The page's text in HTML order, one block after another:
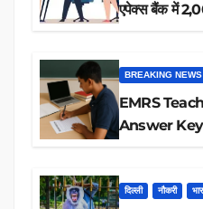
एपेक्स बैंक में
BREAKING NEWS
EMRS
Answer Key
दिल्ली नौकरी